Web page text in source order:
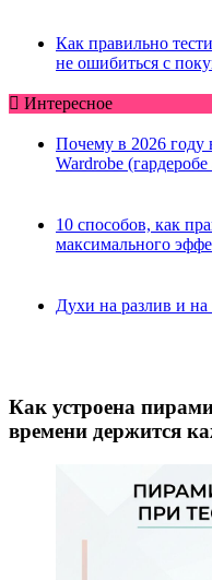
Как правильно
не ошибиться с
Интересное
Почему в 2026 году
Wardrobe
10 способов, как
максимального
Духи на разлив и
Как устроена
времени держится